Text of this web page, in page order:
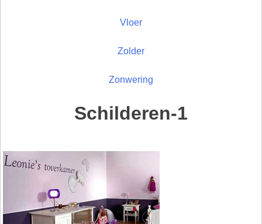
Vloer
Zolder
Zonwering
Schilderen-1